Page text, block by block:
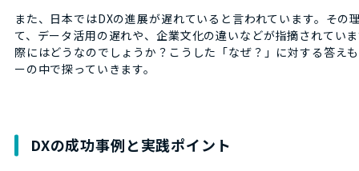
また、日本ではDXの進展が遅れていると言われています。その
て、データ活用の遅れや、企業文化の違いなどが指摘されてい
際にはどうなのでしょうか？こうした「なぜ？」に対する答え
ーの中で探っていきます。
DXの成功事例と実践ポイント